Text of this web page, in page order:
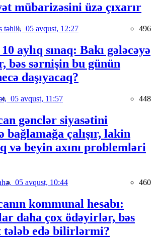
mübarizəsini üzə çıxarır
təhlil, 05 avqust, 12:27 496
aylıq sınaq: Bakı gələcəyə
bəs sərnişin bu günün
daşıyacaq?
05 avqust, 11:57 448
gənclər siyasətini
bağlamağa çalışır, lakin
və beyin axını problemləri
05 avqust, 10:44 460
kommunal hesabı:
daha çox ödəyirlər, bəs
tələb edə bilirlərmi?